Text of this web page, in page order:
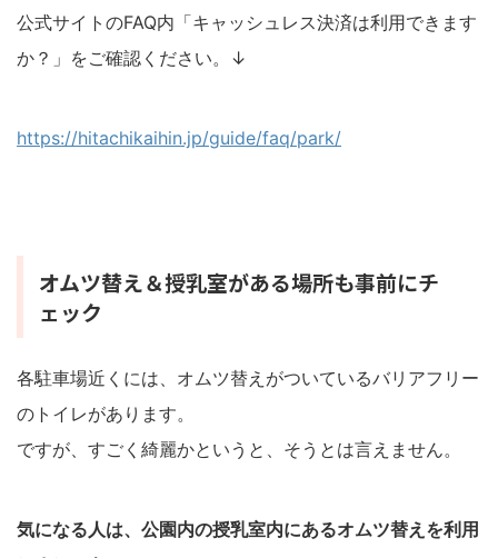
公式サイトのFAQ内「キャッシュレス決済は利用できます
か？」をご確認ください。↓
https://hitachikaihin.jp/guide/faq/park/
オムツ替え＆授乳室がある場所も事前にチ
ェック
各駐車場近くには、オムツ替えがついているバリアフリー
のトイレがあります。
ですが、すごく綺麗かというと、そうとは言えません。
気になる人は、公園内の授乳室内にあるオムツ替えを利用